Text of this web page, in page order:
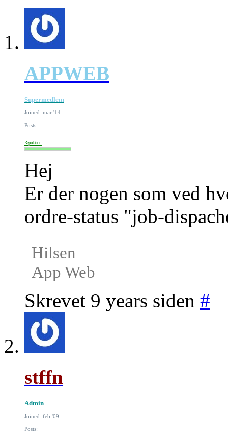
APPWEB
Supermedlem
Joined: mar '14
Posts:
Reputation:
Hej
Er der nogen som ved
ordre-status "job-
Hilsen
App Web
Skrevet 9 years siden #
stffn
Admin
Joined: feb '09
Posts: